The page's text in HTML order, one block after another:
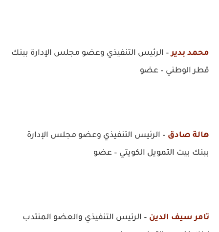
محمد بدير – الرئيس التنفيذي وعضو مجلس الإدارة ببنك
قطر الوطني – عضو
هالة صادق – الرئيس التنفيذي وعضو مجلس الإدارة
ببنك بيت التمويل الكويتي – عضو
تامر سيف الدين – الرئيس التنفيذي والعضو المنتدب